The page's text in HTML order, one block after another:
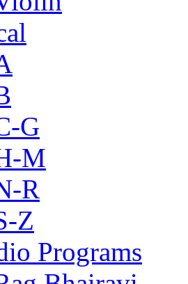
G
M
R
Z
Programs